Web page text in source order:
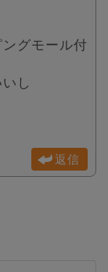
グモール付
し
返信